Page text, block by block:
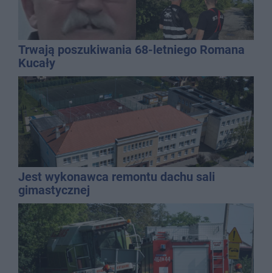
Trwają poszukiwania 68-letniego Romana
Kucały
Jest wykonawca remontu dachu sali
gimastycznej